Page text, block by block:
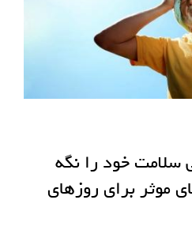
سلامت خود را نگه
موثر برای روزهای